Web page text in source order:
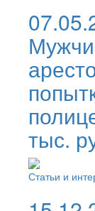
тыс.
Статьи и